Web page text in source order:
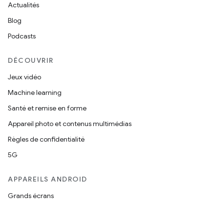
Actualités
Blog
Podcasts
DÉCOUVRIR
Jeux vidéo
Machine learning
Santé et remise en forme
Appareil photo et contenus multimédias
Règles de confidentialité
5G
APPAREILS ANDROID
Grands écrans